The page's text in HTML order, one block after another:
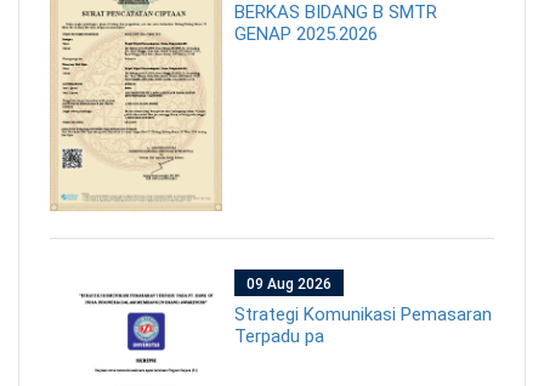
BERKAS BIDANG B SMTR
GENAP 2025.2026
09 Aug 2026
Strategi Komunikasi Pemasaran
Terpadu pa